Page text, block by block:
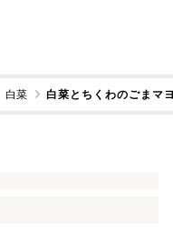
白菜 白菜とちくわのごまマ